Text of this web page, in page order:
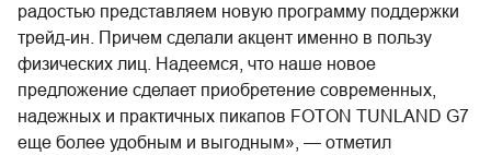
радостью представляем новую программу поддержки
трейд-ин. Причем сделали акцент именно в пользу
физических лиц. Надеемся, что наше новое
предложение сделает приобретение современных,
надежных и практичных пикапов FOTON TUNLAND G7
еще более удобным и выгодным», — отметил